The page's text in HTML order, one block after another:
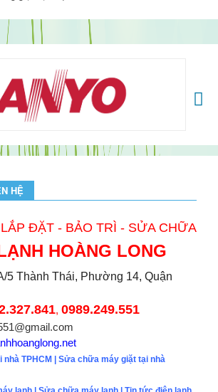
HỆ
ĐẶT - BẢO TRÌ - SỬA CHỮA
HOÀNG LONG
5 Thành Thái, Phường 14, Quận
, 0989.249.551
TPHCM | Sửa chữa máy giặt tại nhà